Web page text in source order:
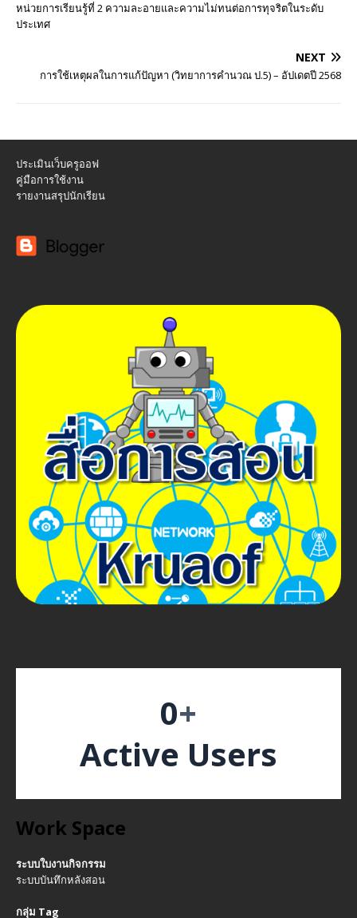
หน่วยการเรียนรู้ที่ 2 ความละอายและความไม่ทนต่อการทุจริตในระดับ
ประเทศ
NEXT
การใช้เหตุผลในการแก้ปัญหา (วิทยาการคำนวณ ป.5) – อัปเดตปี 2568
ประเมินเว็บครูออฟ
คู่มือการใช้งาน
รายงานสรุปนักเรียน
0+
Active Users
Work Space
ระบบใบงานกิจกรรม
ระบบบันทึกหลังสอน
กลุ่ม Tag